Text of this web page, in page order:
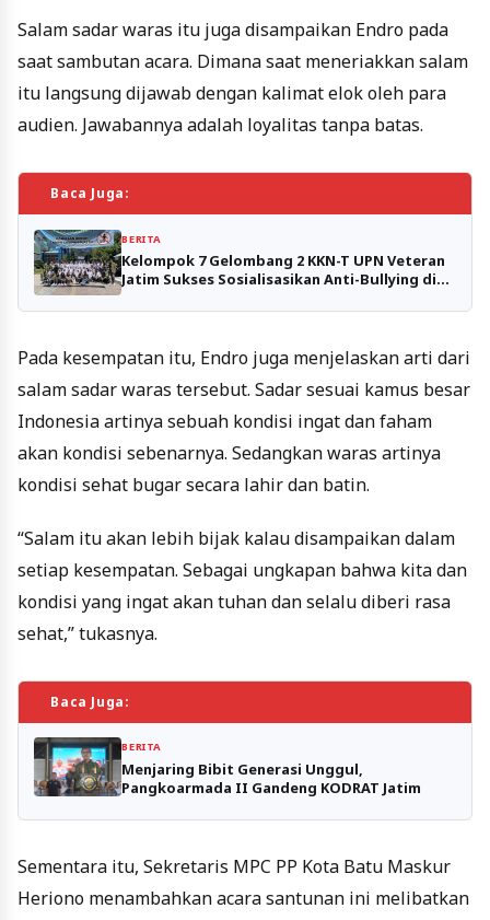
Salam sadar waras itu juga disampaikan Endro pada
saat sambutan acara. Dimana saat meneriakkan salam
itu langsung dijawab dengan kalimat elok oleh para
audien. Jawabannya adalah loyalitas tanpa batas.
Baca Juga:
BERITA
Kelompok 7 Gelombang 2 KKN-T UPN Veteran
Jatim Sukses Sosialisasikan Anti-Bullying di
Pada kesempatan itu, Endro juga menjelaskan arti dari
salam sadar waras tersebut. Sadar sesuai kamus besar
Indonesia artinya sebuah kondisi ingat dan faham
akan kondisi sebenarnya. Sedangkan waras artinya
kondisi sehat bugar secara lahir dan batin.
“Salam itu akan lebih bijak kalau disampaikan dalam
setiap kesempatan. Sebagai ungkapan bahwa kita dan
kondisi yang ingat akan tuhan dan selalu diberi rasa
sehat,” tukasnya.
Baca Juga:
BERITA
Menjaring Bibit Generasi Unggul,
Pangkoarmada II Gandeng KODRAT Jatim
Sementara itu, Sekretaris MPC PP Kota Batu Maskur
Heriono menambahkan acara santunan ini melibatkan